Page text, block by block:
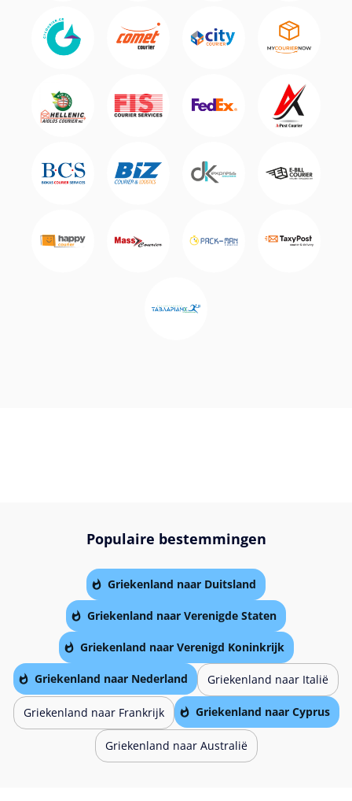
Populaire bestemmingen
Griekenland naar Duitsland
Griekenland naar Verenigde Staten
Griekenland naar Verenigd Koninkrijk
Griekenland naar Nederland Griekenland naar Italië
Griekenland naar Frankrijk Griekenland naar Cyprus
Griekenland naar Australië